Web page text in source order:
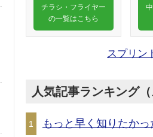
チラシ・フライヤー
の一覧はこちら
スプリン
人気記事ランキング
1
もっと早く知りたか